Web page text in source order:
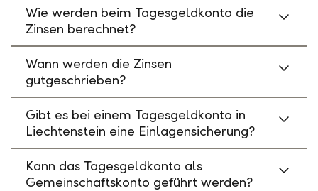
Wie werden beim Tagesgeldkonto die
Zinsen berechnet?
Wann werden die Zinsen
gutgeschrieben?
Gibt es bei einem Tagesgeldkonto in
Liechtenstein eine Einlagensicherung?
Kann das Tagesgeldkonto als
Gemeinschaftskonto geführt werden?